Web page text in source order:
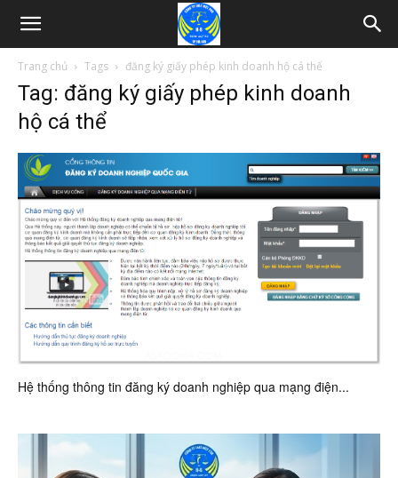
Trang chủ Tags đăng ký giấy phép kinh doanh hộ cá thể
Tag: đăng ký giấy phép kinh doanh
hộ cá thể
Hệ thống thông tin đăng ký doanh nghiệp qua mạng điện...